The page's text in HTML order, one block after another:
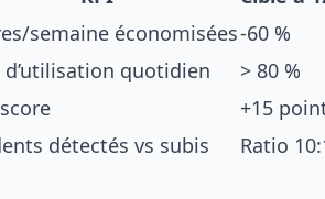
semaine économisées-60 %
d’utilisation quotidien
> 80 %
+15
détectés vs subis Ratio